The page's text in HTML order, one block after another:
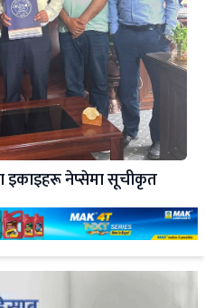
इकाइहरू नेप्सेमा सूचीकृत